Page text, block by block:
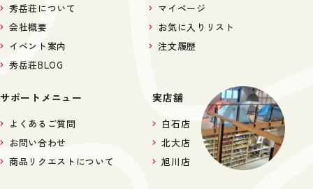
秀岳荘について
会社概要
イベント案内
秀岳荘BLOG
マイページ
お気に入りリスト
注文履歴
サポートメニュー
よくあるご質問
お問い合わせ
商品リクエストについて
実店舗
白石店
北大店
旭川店